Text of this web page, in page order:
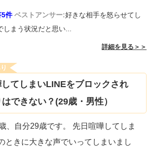
5件 ベストアンサー:好きな相手を怒らせてし
しまう状況だと思い...
詳細を見る＞＞
てしまいLINEをブロックされ
できない？(29歳・男性）
、自分29歳です。 先日喧嘩してしま
ときに大きな声でいってしまいまし